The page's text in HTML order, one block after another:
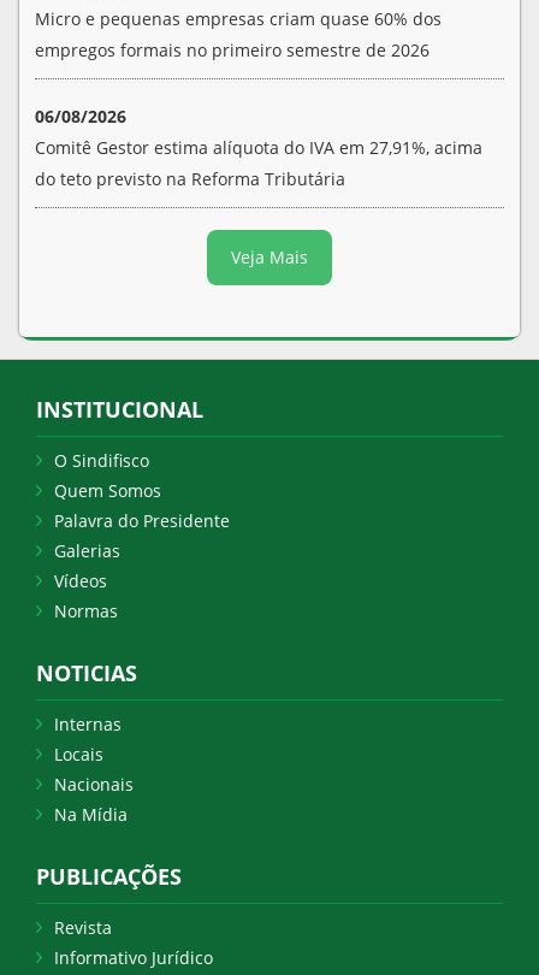
Micro e pequenas empresas criam quase 60% dos
empregos formais no primeiro semestre de 2026
06/08/2026
Comitê Gestor estima alíquota do IVA em 27,91%, acima
do teto previsto na Reforma Tributária
Veja Mais
INSTITUCIONAL
O Sindifisco
Quem Somos
Palavra do Presidente
Galerias
Vídeos
Normas
NOTICIAS
Internas
Locais
Nacionais
Na Mídia
PUBLICAÇÕES
Revista
Informativo Jurídico